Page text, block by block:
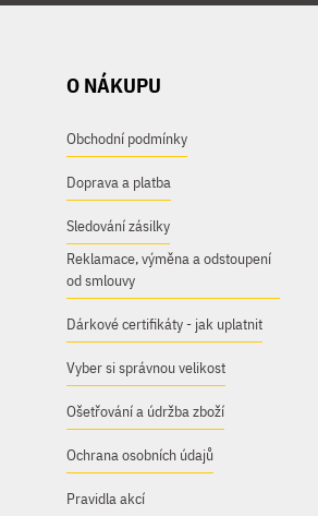
O NÁKUPU
Obchodní podmínky
Doprava a platba
Sledování zásilky
Reklamace, výměna a odstoupení
od smlouvy
Dárkové certifikáty - jak uplatnit
Vyber si správnou velikost
Ošetřování a údržba zboží
Ochrana osobních údajů
Pravidla akcí